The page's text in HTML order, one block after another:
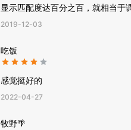
显示匹配度达百分之百，就相当于
在一个很吵闹的舞台后台调弦都没
2019-12-03
吃饭
感觉挺好的
2022-04-27
牧野🌴